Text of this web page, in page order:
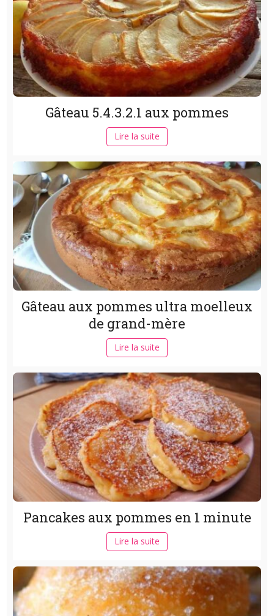
Gâteau 5.4.3.2.1 aux pommes
Lire la suite
Gâteau aux pommes ultra moelleux
de grand-mère
Lire la suite
Pancakes aux pommes en 1 minute
Lire la suite